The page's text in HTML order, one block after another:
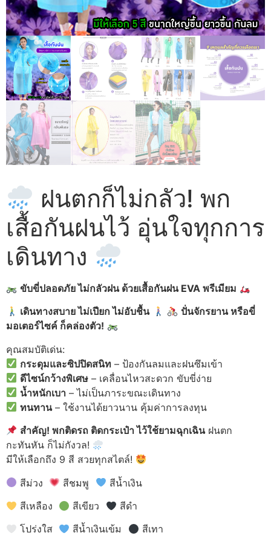
ฝนตกก็ไม่กลัว! พก
เสื้อกันฝนไว้ อุ่นใจทุกการ
เดินทาง
ขับขี่ปลอดภัย ไม่กลัวฝน ด้วยเสื้อกันฝน EVAพรีเมียม
เดินทางสบาย ไม่เปียก ไม่อับชื้น
ปั่นจักรยาน หรือขี่
มอเตอร์ไซค์ ก็คล่องตัว!
คุณสมบัติเด่น:
กระดุมและซิปปิดสนิท – ป้องกันลมและฝนซึมเข้า
ดีไซน์กว้างพิเศษ – เคลื่อนไหวสะดวก ขับขี่ง่าย
น้ำหนักเบา – ไม่เป็นภาระขณะเดินทาง
ทนทาน– ใช้งานได้ยาวนาน คุ้มค่าการลงทุน
สำคัญ! พกติดรถ ติดกระเป๋า ไว้ใช้ยามฉุกเฉินฝนตก
กะทันหัน ก็ไม่กังวล!
มีให้เลือกถึง 9 สี สวยทุกสไตล์!
สีม่วง
สีชมพู
สีน้ำเงิน
สีเหลือง
สีเขียว
สีดำ
โปร่งใส
สีน้ำเงินเข้ม สีเทา